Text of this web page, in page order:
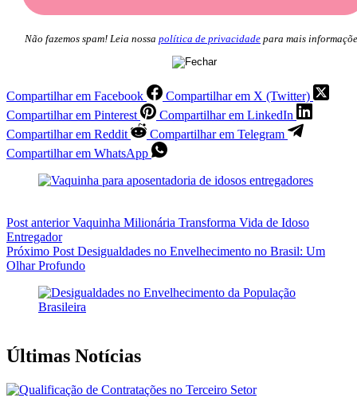
Não fazemos spam! Leia nossa política de privacidade para mais
Compartilhar em Facebook
Compartilhar em X (Twitter)
Compartilhar em Pinterest
Compartilhar em LinkedIn
Compartilhar em Reddit
Compartilhar em Telegram
Compartilhar em WhatsApp
Post anteriorVaquinha Milionária Transforma Vida de Idoso
Entregador
Próximo Post Desigualdades no Envelhecimento no Brasil: Um
Olhar Profundo
Últimas Notícias